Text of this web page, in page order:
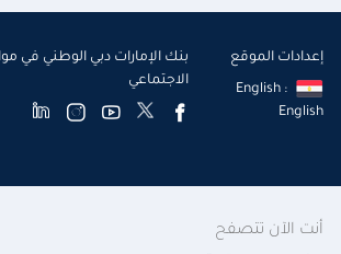
إعدادات الموقع
English :
English
بنك الإمارات دبي الوطني في
الاجتماعي
أنت الآن تتصفح